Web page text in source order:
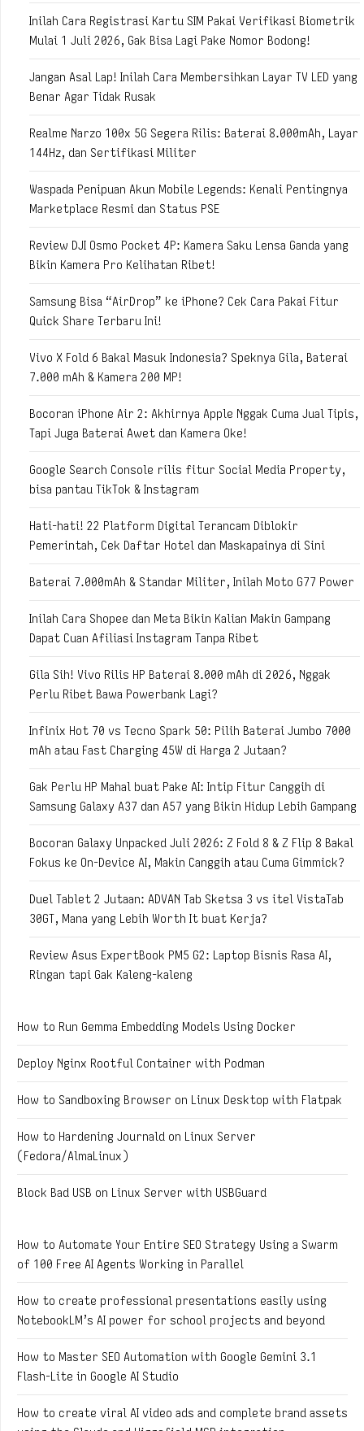
Inilah Cara Registrasi Kartu SIM Pakai Verifikasi Biometrik
Mulai 1 Juli 2026, Gak Bisa Lagi Pake Nomor Bodong!
Jangan Asal Lap! Inilah Cara Membersihkan Layar TV LED yang
Benar Agar Tidak Rusak
Realme Narzo 100x 5G Segera Rilis: Baterai 8.000mAh, Layar
144Hz, dan Sertifikasi Militer
Waspada Penipuan Akun Mobile Legends: Kenali Pentingnya
Marketplace Resmi dan Status PSE
Review DJI Osmo Pocket 4P: Kamera Saku Lensa Ganda yang
Bikin Kamera Pro Kelihatan Ribet!
Samsung Bisa “AirDrop” ke iPhone? Cek Cara Pakai Fitur
Quick Share Terbaru Ini!
Vivo X Fold 6 Bakal Masuk Indonesia? Speknya Gila, Baterai
7.000 mAh & Kamera 200 MP!
Bocoran iPhone Air 2: Akhirnya Apple Nggak Cuma Jual Tipis,
Tapi Juga Baterai Awet dan Kamera Oke!
Google Search Console rilis fitur Social Media Property,
bisa pantau TikTok & Instagram
Hati-hati! 22 Platform Digital Terancam Diblokir
Pemerintah, Cek Daftar Hotel dan Maskapainya di Sini
Baterai 7.000mAh & Standar Militer, Inilah Moto G77 Power
Inilah Cara Shopee dan Meta Bikin Kalian Makin Gampang
Dapat Cuan Afiliasi Instagram Tanpa Ribet
Gila Sih! Vivo Rilis HP Baterai 8.000 mAh di 2026, Nggak
Perlu Ribet Bawa Powerbank Lagi?
Infinix Hot 70 vs Tecno Spark 50: Pilih Baterai Jumbo 7000
mAh atau Fast Charging 45W di Harga 2 Jutaan?
Gak Perlu HP Mahal buat Pake AI: Intip Fitur Canggih di
Samsung Galaxy A37 dan A57 yang Bikin Hidup Lebih Gampang
Bocoran Galaxy Unpacked Juli 2026: Z Fold 8 & Z Flip 8 Bakal
Fokus ke On-Device AI, Makin Canggih atau Cuma Gimmick?
Duel Tablet 2 Jutaan: ADVAN Tab Sketsa 3 vs itel VistaTab
30GT, Mana yang Lebih Worth It buat Kerja?
Review Asus ExpertBook PM5 G2: Laptop Bisnis Rasa AI,
Ringan tapi Gak Kaleng-kaleng
How to Run Gemma Embedding Models Using Docker
Deploy Nginx Rootful Container with Podman
How to Sandboxing Browser on Linux Desktop with Flatpak
How to Hardening Journald on Linux Server
(Fedora/AlmaLinux)
Block Bad USB on Linux Server with USBGuard
How to Automate Your Entire SEO Strategy Using a Swarm
of 100 Free AI Agents Working in Parallel
How to create professional presentations easily using
NotebookLM’s AI power for school projects and beyond
How to Master SEO Automation with Google Gemini 3.1
Flash-Lite in Google AI Studio
How to create viral AI video ads and complete brand assets